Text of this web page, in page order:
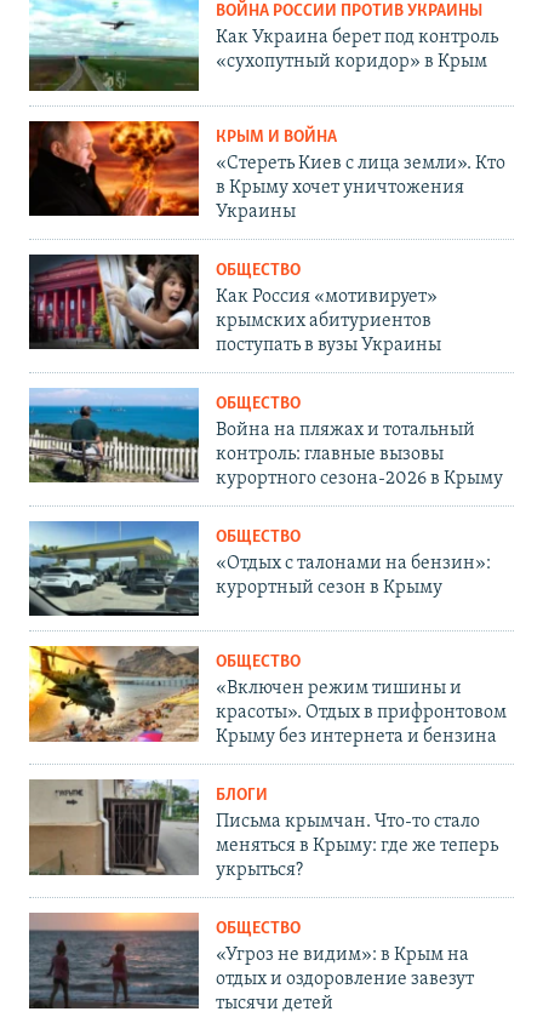
ВОЙНА РОССИИ ПРОТИВ УКРАИНЫ
Как Украина берет под контроль
«сухопутный коридор» в Крым
КРЫМ И ВОЙНА
«Стереть Киев с лица земли». Кто
в Крыму хочет уничтожения
Украины
ОБЩЕСТВО
Как Россия «мотивирует»
крымских абитуриентов
поступать в вузы Украины
ОБЩЕСТВО
Война на пляжах и тотальный
контроль: главные вызовы
курортного сезона-2026 в Крыму
ОБЩЕСТВО
«Отдых с талонами на бензин»:
курортный сезон в Крыму
ОБЩЕСТВО
«Включен режим тишины и
красоты». Отдых в прифронтовом
Крыму без интернета и бензина
БЛОГИ
Письма крымчан. Что-то стало
меняться в Крыму: где же теперь
укрыться?
ОБЩЕСТВО
«Угроз не видим»: в Крым на
отдых и оздоровление завезут
тысячи детей